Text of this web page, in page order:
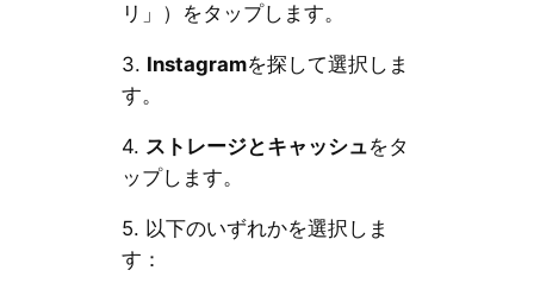
リ」）をタップします。
3. Instagramを探して選択しま
す。
4. ストレージとキャッシュをタ
ップします。
5. 以下のいずれかを選択しま
す：